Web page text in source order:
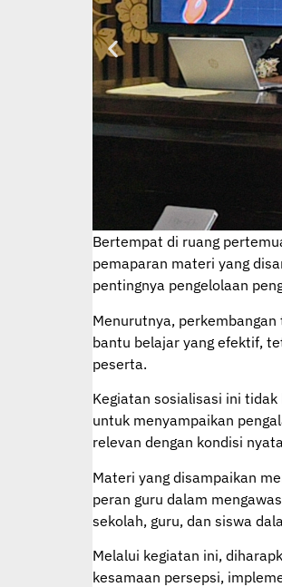
Bertempat di ruang
pemaparan materi yang
pentingnya pengelolaan
Menurutnya,
bantu belajar yang efektif,
peserta.
Kegiatan sosialisasi ini
untuk menyampaikan
relevan dengan kondisi
Materi yang disampaikan
peran guru dalam
sekolah, guru, dan siswa
Melalui kegiatan ini,
kesamaan persepsi,